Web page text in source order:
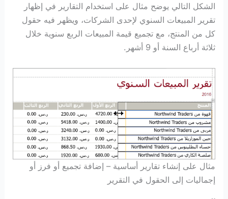
الشكل التالي يوضح مثال على استخدام التقارير في إظهار
تقرير المبيعات السنوي لإحدى الشركات، ويظهر فيه حقول
كل من المنتج، مع تجميع قيمة المبيعات الربع سنوية خلال
ثلاثة أرباع السنة أو 9 أشهر.
مثال على إنشاء تقارير أساسية – إضافة تجميع أو فرز أو
إجماليات إلى الحقول في التقرير